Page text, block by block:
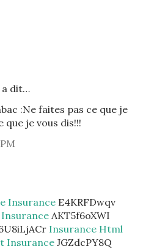
a dit…
:Ne faites pas ce que je
que je vous dis!!!
Insurance E4KRFDwqv
AKT5f6oXWI
Insurance Html
Insurance JGZdcPY8Q